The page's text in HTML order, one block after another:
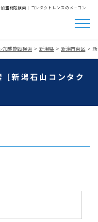
盟施設検索│コンタクトレンズのメニコン
加盟施設検索 新潟県 新潟市東区
[新潟石山コンタク